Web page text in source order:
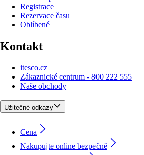
Registrace
Rezervace času
Oblíbené
Kontakt
itesco.cz
Zákaznické centrum - 800 222 555
Naše obchody
Užitečné odkazy
Cena
Nakupujte online bezpečně